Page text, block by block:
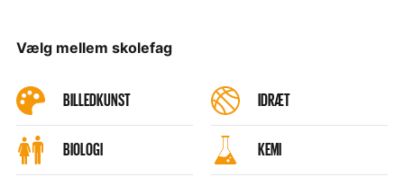
Vælg mellem skolefag
BILLEDKUNST
BIOLOGI
IDRÆT
KEMI